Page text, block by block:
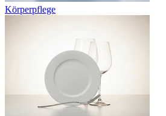
Körperpflege